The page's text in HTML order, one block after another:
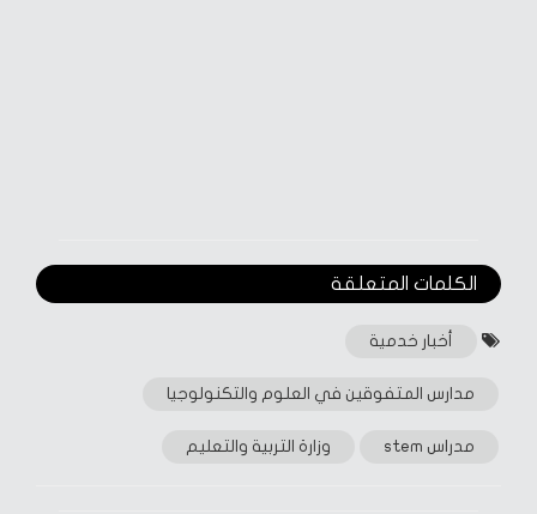
الكلمات المتعلقة‎
أخبار خدمية
مدارس المتفوقين في العلوم والتكنولوجيا
مدراس stem وزارة التربية والتعليم